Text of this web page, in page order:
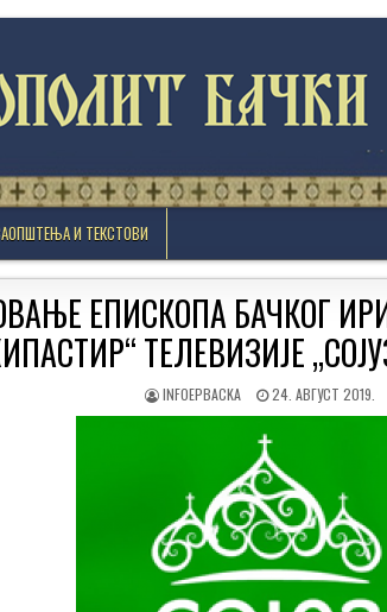
И ТЕКСТОВИ
ЕПИСКОПА БАЧКОГ
ТЕЛЕВИЗИЈЕ
AUTHOR:
INFOEPBACKA
PUBLISHED
DATE:
24. АВГУСТ 2019.